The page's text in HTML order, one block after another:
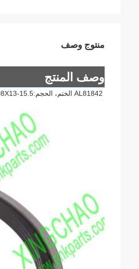
منتوج وصف
وصف المنتج
AL81842 الختم، الحجم:167.8X198X13-15.5 تناسب جرار JD النماذج: 6140J،6505,6205,6515,6215,6506,6900,6810